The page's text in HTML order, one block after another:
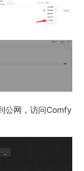
公网，访问Comfy